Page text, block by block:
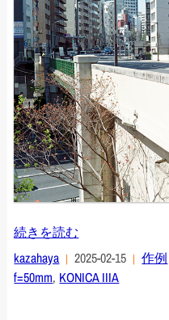
続きを読む
kazahaya
2025-02-15 作例
f=50mm, KONICA IIIA